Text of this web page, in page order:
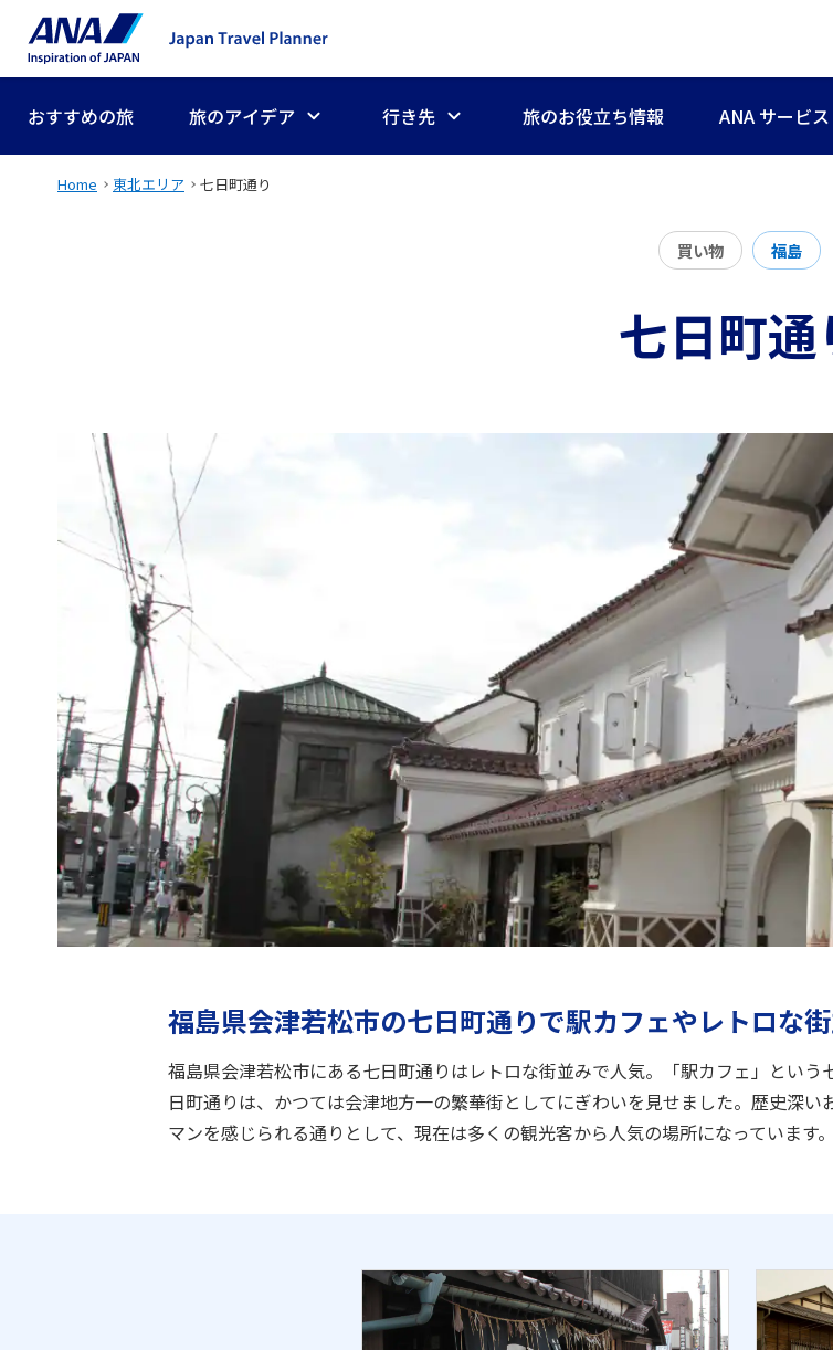
おすすめの旅 旅のアイデア 行き先 旅のお役立ち情報 ANA サービス
Home 東北エリア 七日町通り
買い物 福島
七日町通
福島県会津若松市の七日町通りで駅カフェやレトロな
福島県会津若松市にある七日町通りはレトロな街並みで人気。「駅カフェ」とい
日町通りは、かつては会津地方一の繁華街としてにぎわいを見せました。歴史深
マンを感じられる通りとして、現在は多くの観光客から人気の場所になっています。